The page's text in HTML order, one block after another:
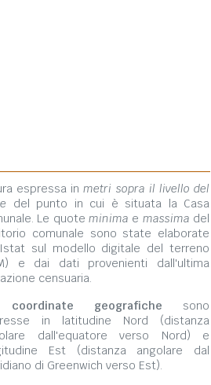
espressa inmetri sopra il livello del
del punto in cui è situata la Casa
Le quote minima e massima del
comunale sono state elaborate
sul modello digitale del terreno
e dai dati provenienti dall'ultima
censuaria.
coordinate geografiche sono
in latitudine Nord (distanza
dall'equatore verso Nord) e
Est (distanza angolare dal
di Greenwich verso Est).